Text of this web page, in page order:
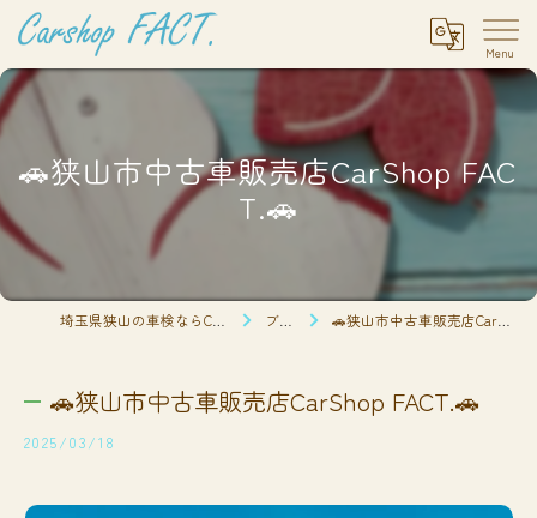
🚗狭山市中古車販売店CarShop FAC
T.🚗
ブログ 🚗狭山市中古車販売店CarShop FACT.🚗
🚗狭山市中古車販売店CarShop FACT.🚗
2025/03/18